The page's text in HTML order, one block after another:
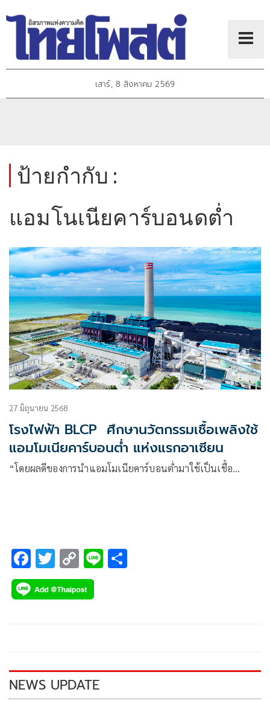
เสาร์, 8 สิงหาคม 2569
ป้ายกำกับ :
แอมโนเนียคาร์บอนดต่ำ
27 มิถุนายน 2568
โรงไฟฟ้า BLCP ศึกษานวัตกรรมเชื้อเพลิงใช้
แอมโมเนียคาร์บอนต่ำ แห่งแรกอาเซียน
“โดยผลดีของการนำแอมโมเนียคาร์บอนต่ำมาใช้เป็นเชื้อ…
F
ac
e
k
T
wi
tt
C
o
p
k
Li
NEWS UPDATE